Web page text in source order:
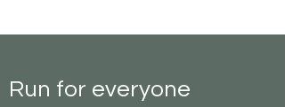
Run for everyone